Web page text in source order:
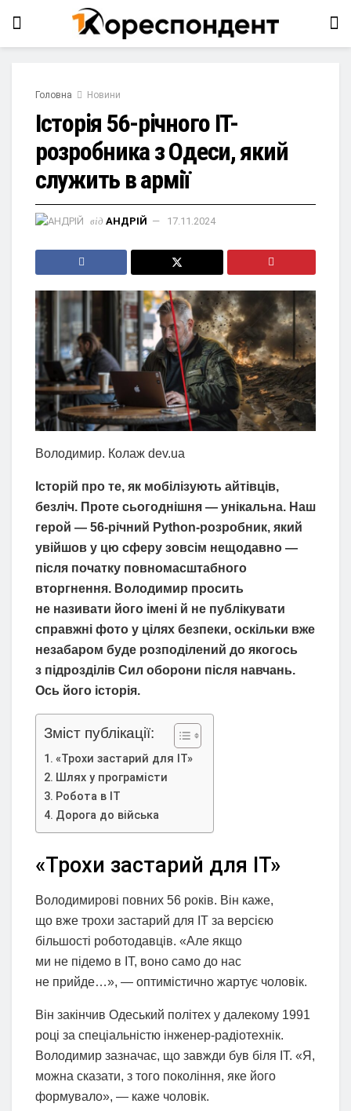
Головна Новини
Історія 56-річного ІТ-
розробника з Одеси, який
служить в армії
від АНДРІЙ 17.11.2024
Володимир. Колаж dev.ua
Історій про те, як мобілізують айтівців,
безліч. Проте сьогоднішня — унікальна. Наш
герой — 56-річний Python-розробник, який
увійшов у цю сферу зовсім нещодавно —
після початку повномасштабного
вторгнення. Володимир просить
не називати його імені й не публікувати
справжні фото у цілях безпеки, оскільки вже
незабаром буде розподілений до якогось
з підрозділів Сил оборони після навчань.
Ось його історія.
Зміст публікації:
«Трохи застарий для IT»
Шлях у програмісти
Робота в IT
Дорога до війська
«Трохи застарий для IT»
Володимирові повних 56 років. Він каже,
що вже трохи застарий для IT за версією
більшості роботодавців. «Але якщо
ми не підемо в IT, воно само до нас
не прийде…», — оптимістично жартує чоловік.
Він закінчив Одеський політех у далекому 1991
році за спеціальністю інженер-радіотехнік.
Володимир зазначає, що завжди був біля IT. «Я,
можна сказати, з того покоління, яке його
формувало», — каже чоловік.